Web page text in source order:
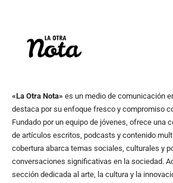
«La Otra Nota» es un medio de comunicación
destaca por su enfoque fresco y compromiso
Fundado por un equipo de jóvenes, ofrece una
de artículos escritos, podcasts y contenido
cobertura abarca temas sociales, culturales y
conversaciones significativas en la sociedad.
sección dedicada al arte, la cultura y la